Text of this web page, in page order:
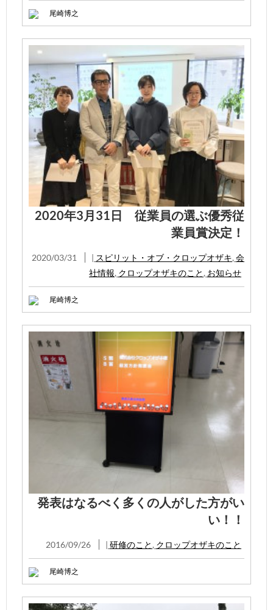
尾崎博之
2020年3月31日 従業員の選ぶ優秀従
業員賞決定！
2020/03/31 | スピリット・オブ・クロップオザキ, 会
社情報, クロップオザキのこと , お知らせ
尾崎博之
発表はなるべく多くの人がした方がい
い！！
2016/09/26 | 研修のこと , クロップオザキのこと
尾崎博之